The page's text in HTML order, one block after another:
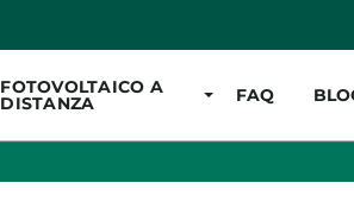
FOTOVOLTAICO A
DISTANZA FAQ